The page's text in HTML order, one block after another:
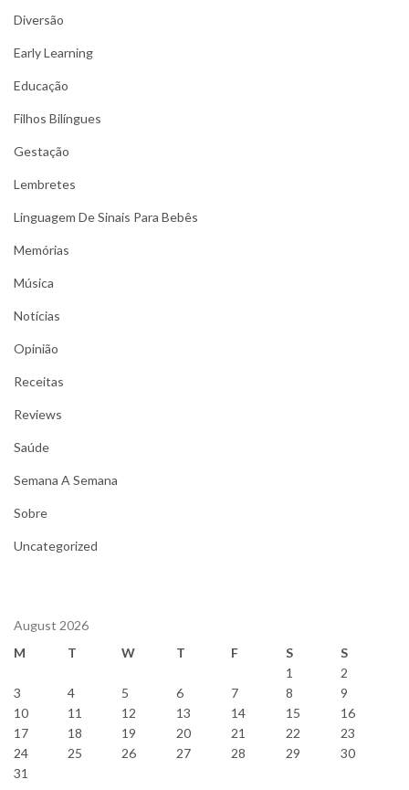
Diversão
Early Learning
Educação
Filhos Bilíngues
Gestação
Lembretes
Linguagem De Sinais Para Bebês
Memórias
Música
Notícias
Opinião
Receitas
Reviews
Saúde
Semana A Semana
Sobre
Uncategorized
August 2026
M
T W T F S
S
1
2
3
4 5 6 7 8
9
10
11 12 13 14 15
16
17
18 19 20 21 22
23
24
25 26 27 28 29
30
31